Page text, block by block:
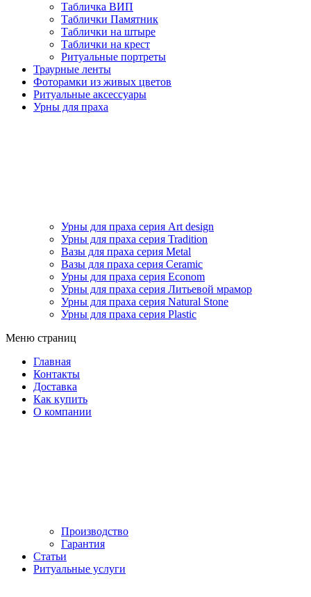
Табличка ВИП
Таблички Памятник
Таблички на штыре
Таблички на крест
Ритуальные портреты
Траурные ленты
Фоторамки из живых цветов
Ритуальные аксессуары
Урны для праха
Урны для праха серия Art design
Урны для праха серия Tradition
Вазы для праха серия Metal
Вазы для праха серия Ceramic
Урны для праха серия Econom
Урны для праха серия Литьевой мрамор
Урны для праха серия Natural Stone
Урны для праха серия Plastic
Меню страниц
Главная
Контакты
Доставка
Как купить
О компании
Производство
Гарантия
Статьи
Ритуальные услуги